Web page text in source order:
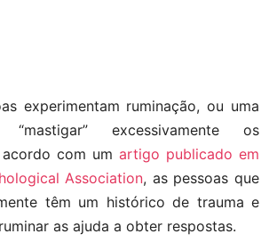
experimentam ruminação, ou uma
excessivamente os
com um artigo publicado em
Association, as pessoas que
têm um histórico de trauma e
as ajuda a obter respostas.